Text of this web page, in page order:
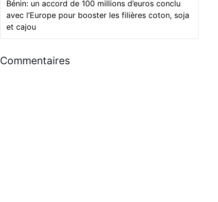
Bénin: un accord de 100 millions d’euros conclu
avec l’Europe pour booster les filières coton, soja
et cajou
Commentaires